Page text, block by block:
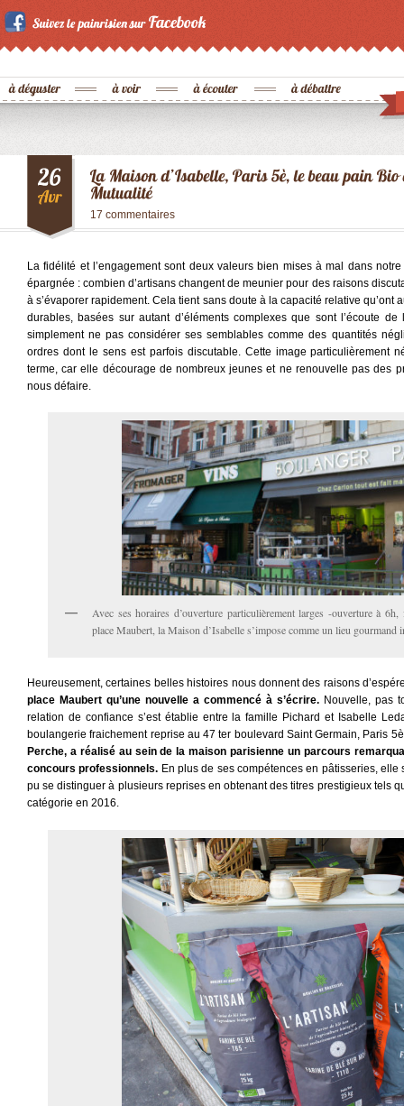
17 commentaires
La fidélité et l’engagement sont deux valeurs bien mises à mal dans
épargnée : combien d’artisans changent de meunier pour des raisons
à s’évaporer rapidement. Cela tient sans doute à la capacité relative qu’ont
durables, basées sur autant d’éléments complexes que sont l’écoute
simplement ne pas considérer ses semblables comme des quantités
ordres dont le sens est parfois discutable. Cette image particulièrement
terme, car elle décourage de nombreux jeunes et ne renouvelle pas des
nous défaire.
Avec ses horaires d’ouverture particulièrement larges -ouverture à
place Maubert, la Maison d’Isabelle s’impose comme un lieu gourmand
Heureusement, certaines belles histoires nous donnent des raisons
place Maubert qu’une nouvelle a commencé à s’écrire.Nouvelle, pas
relation de confiance s’est établie entre la famille Pichard et Isabelle
boulangerie fraichement reprise au 47 ter boulevard Saint Germain, Paris
Perche, a réalisé au sein de la maison parisienne un parcours
concours professionnels. En plus de ses compétences en pâtisseries,
pu se distinguer à plusieurs reprises en obtenant des titres prestigieux tels
catégorie en 2016.